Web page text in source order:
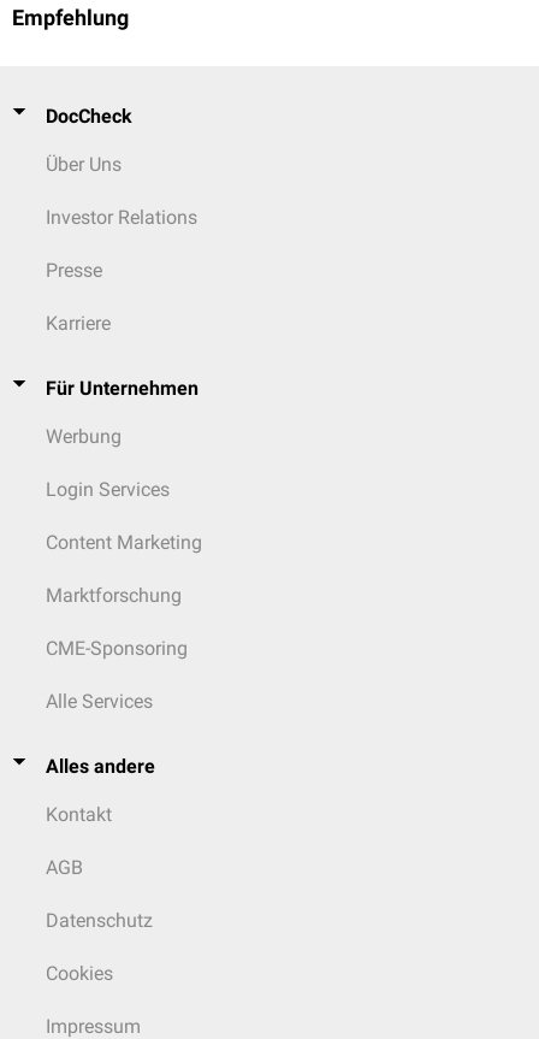
Empfehlung
DocCheck
Über Uns
Investor Relations
Presse
Karriere
Für Unternehmen
Werbung
Login Services
Content Marketing
Marktforschung
CME-Sponsoring
Alle Services
Alles andere
Kontakt
AGB
Datenschutz
Cookies
Impressum